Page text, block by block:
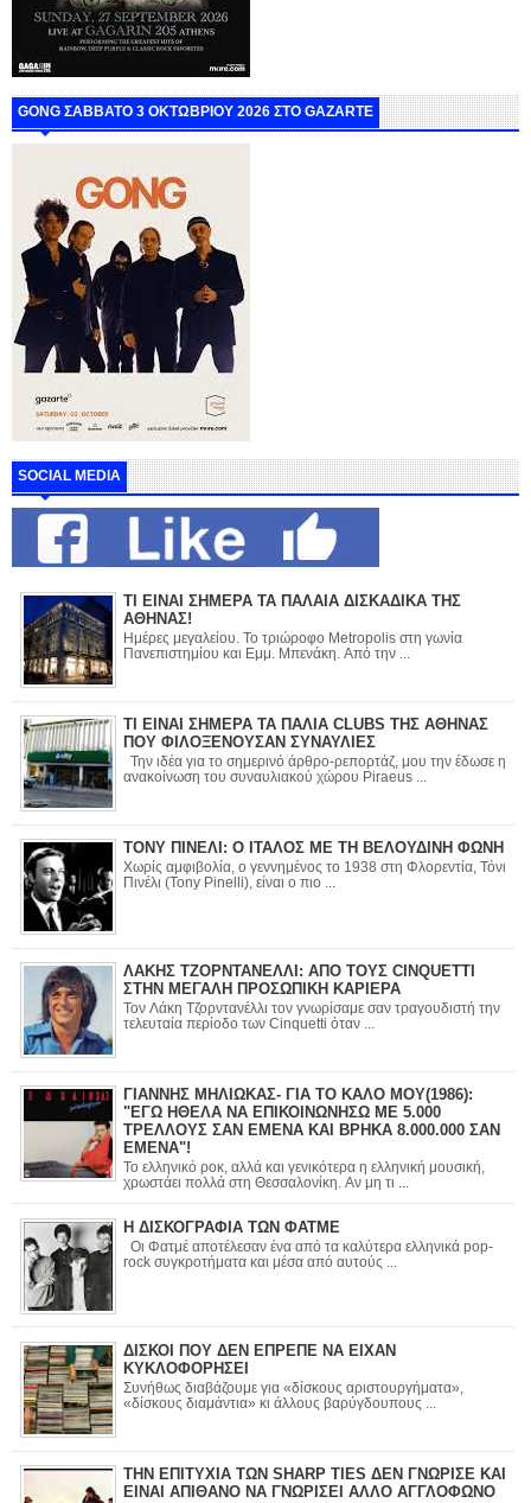
GONG ΣΑΒΒΑΤΟ 3 ΟΚΤΩΒΡΙΟΥ 2026 ΣΤΟ GAZARTE
SOCIAL MEDIA
ΤΙ ΕΙΝΑΙ ΣΗΜΕΡΑ ΤΑ ΠΑΛΑΙΑ ΔΙΣΚΑΔΙΚΑ ΤΗΣ
ΑΘΗΝΑΣ!
Ημέρες μεγαλείου. Το τριώροφο Metropolis στη γωνία
Πανεπιστημίου και Εμμ. Μπενάκη. Από την ...
ΤΙ ΕΙΝΑΙ ΣΗΜΕΡΑ ΤΑ ΠΑΛΙΑ CLUBS ΤΗΣ ΑΘΗΝΑΣ
ΠΟΥ ΦΙΛΟΞΕΝΟΥΣΑΝ ΣΥΝΑΥΛΙΕΣ
Την ιδέα για το σημερινό άρθρο-ρεπορτάζ, μου την έδωσε η
ανακοίνωση του συναυλιακού χώρου Piraeus ...
ΤΟΝΥ ΠΙΝΕΛΙ: Ο ΙΤΑΛΟΣ ΜΕ ΤΗ ΒΕΛΟΥΔΙΝΗ ΦΩΝΗ
Χωρίς αμφιβολία, ο γεννημένος το 1938 στη Φλορεντία, Τόνι
Πινέλι (Tony Pinelli), είναι ο πιο ...
ΛΑΚΗΣ ΤΖΟΡΝΤΑΝΕΛΛΙ: ΑΠΟ ΤΟΥΣ CINQUETTI
ΣΤΗΝ ΜΕΓΑΛΗ ΠΡΟΣΩΠΙΚΗ ΚΑΡΙΕΡΑ
Τον Λάκη Τζορντανέλλι τον γνωρίσαμε σαν τραγουδιστή την
τελευταία περίοδο των Cinquetti όταν ...
ΓΙΑΝΝΗΣ ΜΗΛΙΩΚΑΣ- ΓΙΑ ΤΟ ΚΑΛΟ ΜΟΥ(1986):
"ΕΓΩ ΗΘΕΛΑ ΝΑ ΕΠΙΚΟΙΝΩΝΗΣΩ ΜΕ 5.000
ΤΡΕΛΛΟΥΣ ΣΑΝ ΕΜΕΝΑ ΚΑΙ ΒΡΗΚΑ 8.000.000 ΣΑΝ
ΕΜΕΝΑ"!
Το ελληνικό ροκ, αλλά και γενικότερα η ελληνική μουσική,
χρωστάει πολλά στη Θεσσαλονίκη. Αν μη τι ...
Η ΔΙΣΚΟΓΡΑΦΙΑ ΤΩΝ ΦΑΤΜΕ
Οι Φατμέ αποτέλεσαν ένα από τα καλύτερα ελληνικά pop-
rock συγκροτήματα και μέσα από αυτούς ...
ΔΙΣΚΟΙ ΠΟΥ ΔΕΝ ΕΠΡΕΠΕ ΝΑ ΕΙΧΑΝ
ΚΥΚΛΟΦΟΡΗΣΕΙ
Συνήθως διαβάζουμε για «δίσκους αριστουργήματα»,
«δίσκους διαμάντια» κι άλλους βαρύγδουπους ...
ΤΗΝ ΕΠΙΤΥΧΙΑ ΤΩΝ SHARP TIES ΔΕΝ ΓΝΩΡΙΣΕ ΚΑΙ
ΕΙΝΑΙ ΑΠΙΘΑΝΟ ΝΑ ΓΝΩΡΙΣΕΙ ΑΛΛΟ ΑΓΓΛΟΦΩΝΟ